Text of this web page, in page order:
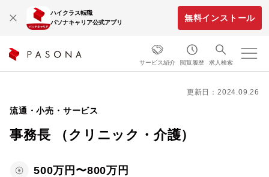
ハイクラス転職
パソナキャリア公式アプリ
無料インストール
サービス紹介 閲覧履歴 求人検索
更新日：2024.09.26
流通・小売・サービス
事務長 （クリニック・介護）
500万円〜800万円